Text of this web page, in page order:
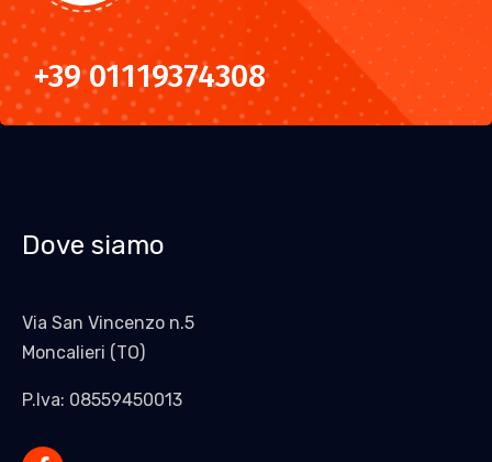
+39 01119374308
Dove siamo
Via San Vincenzo n.5
Moncalieri (TO)
P.Iva: 08559450013